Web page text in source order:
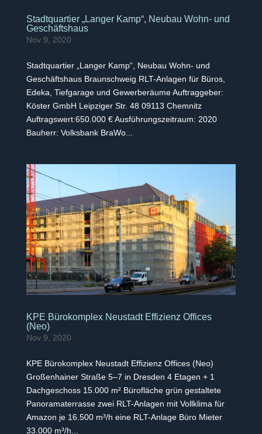
Stadtquartier „Langer Kamp“, Neubau Wohn- und
Geschäftshaus
Nov 9, 2020
Stadtquartier „Langer Kamp“, Neubau Wohn- und
Geschäftshaus Braunschweig RLT-Anlagen für Büros,
Edeka, Tiefgarage und Gewerberäume Auftraggeber:
Köster GmbH Leipziger Str. 48 09113 Chemnitz
Auftragswert:650.000 € Ausführungszeitraum: 2020
Bauherr: Volksbank BraWo...
KPE Bürokomplex Neustadt Effizienz Offices
(Neo)
Nov 9, 2020
KPE Bürokomplex Neustadt Effizienz Offices (Neo)
Großenhainer Straße 5–7 in Dresden 4 Etagen + 1
Dachgeschoss 15.000 m² Bürofläche grün gestaltete
Panoramaterrasse zwei RLT-Anlagen mit Vollklima für
Amazon je 16.500 m³/h eine RLT-Anlage Büro Mieter
33.000 m³/h...